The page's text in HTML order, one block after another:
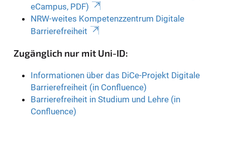
eCampus, PDF)
NRW-weites Kompetenzzentrum Digitale
Barrierefreiheit
Zugänglich nur mit Uni-ID:
Informationen über das DiCe-Projekt Digitale
Barrierefreiheit (in Confluence)
Barrierefreiheit in Studium und Lehre (in
Confluence)